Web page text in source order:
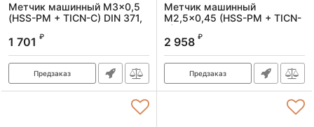
Метчик машинный M3x0,5
(HSS-PM + TICN-C) DIN 371,
Артикул:
1 701 ₽
Предзаказ
Метчик машинный
M2,5x0,45 (HSS-PM + TICN-
C) DIN 371, 6H, R,
спиральный
Артикул: 1620025045
2 958 ₽
Предзаказ